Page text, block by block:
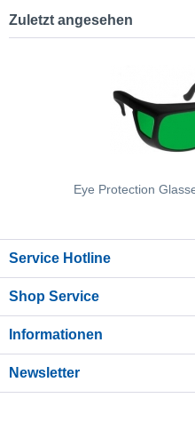
Zuletzt angesehen
Eye Protection
Service Hotline
Shop Service
Informationen
Newsletter